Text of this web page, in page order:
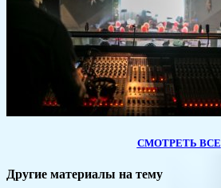
СМОТРЕТЬ ВСЕ
Другие материалы на тему